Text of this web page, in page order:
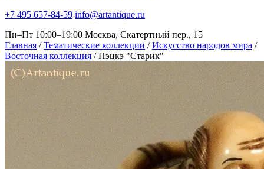
+7 495 657-84-59 info@artantique.ru
Пн–Пт 10:00–19:00 Москва, Скатертный пер., 15
Главная / Тематические коллекции / Искусство народов мира /
Восточная коллекция / Нэцкэ "Старик"